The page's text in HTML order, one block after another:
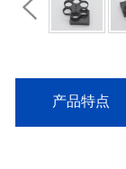
产品特点